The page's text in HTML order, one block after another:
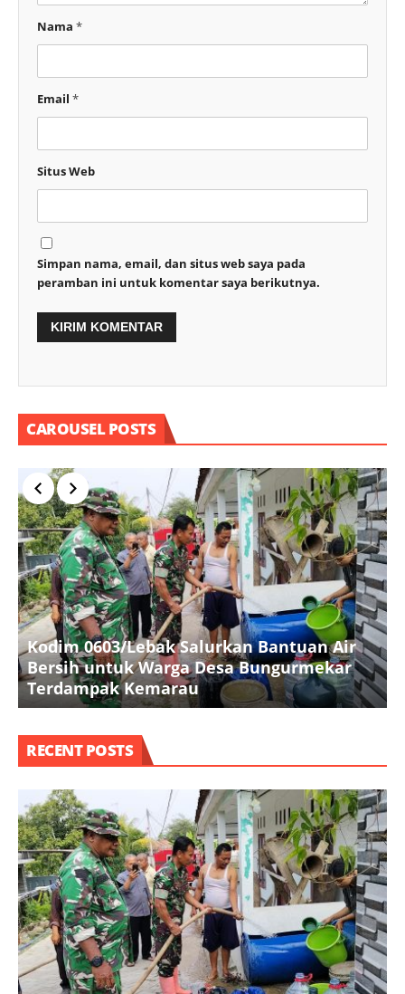
Nama *
Email *
Situs Web
Simpan nama, email, dan situs web saya pada
peramban ini untuk komentar saya berikutnya.
CAROUSEL POSTS
Kodim 0603/Lebak Salurkan Bantuan Air
Bersih untuk Warga Desa Bungurmekar
Terdampak Kemarau
RECENT POSTS